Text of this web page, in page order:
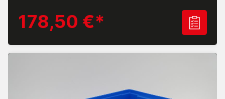
bieten eine ideale Lösung für die strukturierte
Lagerung mittelgroßer Kleinteile in Werkstatt,
stapelbaren Kunststoffboxen aus bruchsicherem
Säuren und Laugen. Die Lieferung erfolgt frei Haus
178,50 €*